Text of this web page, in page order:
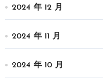
2024 年 12 月
2024 年 11 月
2024 年 10 月